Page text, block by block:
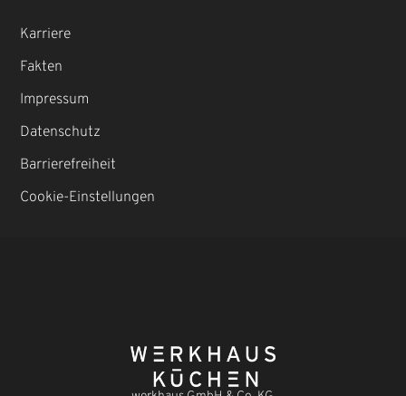
Karriere
Fakten
Impressum
Datenschutz
Barrierefreiheit
Cookie-Einstellungen